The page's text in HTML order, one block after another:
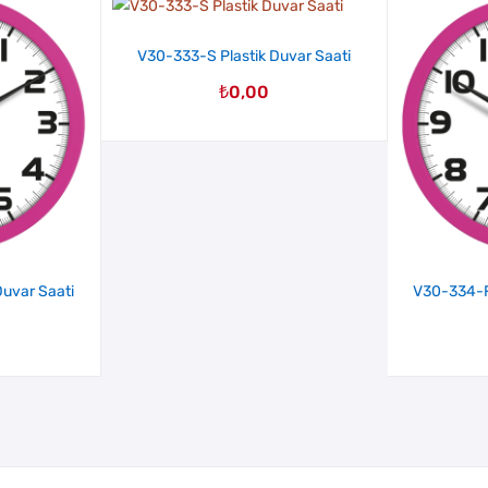
Saati
V30-333-S Plastik Duvar Saati
₺0,00
V30-334-